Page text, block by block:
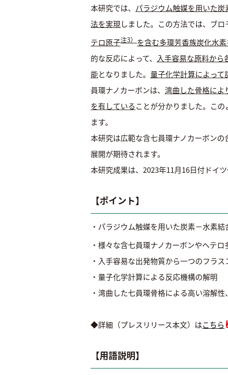
本研究では、 パラジウム触媒を用いた
法を実現しました。この方法では、ブロ
テロ原子注3） を含む多環芳香族炭化水
的な反応によって、
入手容易な原料か
能となりました。 量子化学計算によっ
員環ナノカーボンは、 湾曲した骨格によ
を有していることが分かりました。こ
ます。
本研究は広範な含七員環ナノカーボン
展開が期待されます。
本研究成果は、2023年11月16日付ドイ
【ポイント】
・パラジウム触媒を用いた炭素－水素
・様々な含七員環ナノカーボンやヘテ
・入手容易な出発物質から一つのフラ
・量子化学計算による反応機構の解明
・湾曲した七員環骨格による高い溶解
◆詳細（プレスリリース本文）はこちら
【用語説明】